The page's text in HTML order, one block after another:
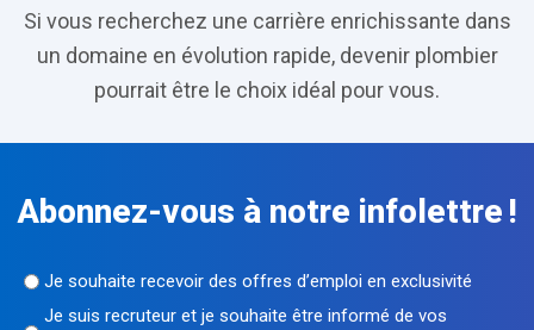
Si vous recherchez une carrière enrichissante dans
un domaine en évolution rapide, devenir plombier
pourrait être le choix idéal pour vous.
Abonnez-vous à notre infolettre !
Sans
titre
Je souhaite recevoir des offres d’emploi en exclusivité
Je suis recruteur et je souhaite être informé de vos